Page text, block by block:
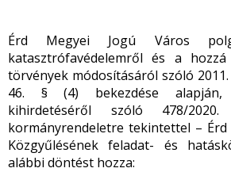
Érd Megyei Jogú Város
katasztrófavédelemről és a
törvények módosításáról szóló 2011.
46. § (4) bekezdése alapján,
kihirdetéséről szóló 478/
kormányrendeletre tekintettel – Érd
Közgyűlésének feladat- és
alábbi döntést hozza: